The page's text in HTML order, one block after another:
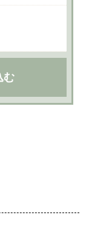
む